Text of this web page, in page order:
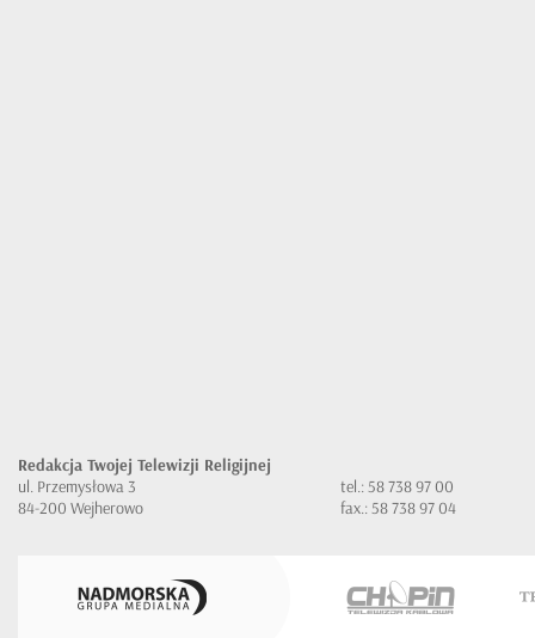
Redakcja Twojej Telewizji Religijnej
ul. Przemysłowa 3
84-200 Wejherowo
tel.: 58 738 97 00
fax.: 58 738 97 04